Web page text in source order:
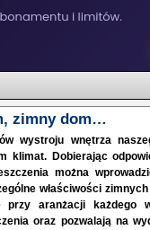
zimny dom…
wystroju wnętrza
klimat. Dobierając
można
właściwości
przy aranżacji każdego
oraz pozwalają na